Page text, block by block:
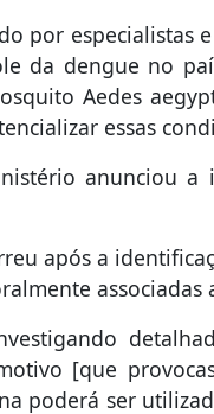
por especialistas
da dengue no
Aedes
essas
anunciou a
após a
[que
poderá ser